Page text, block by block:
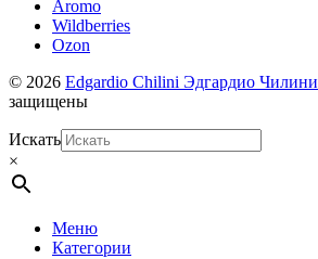
Aromo
Wildberries
Ozon
© 2026 Edgardio Chilini Эдгардио Чилини
защищены
Искать
×
Меню
Категории